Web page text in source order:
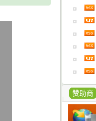
赞助商